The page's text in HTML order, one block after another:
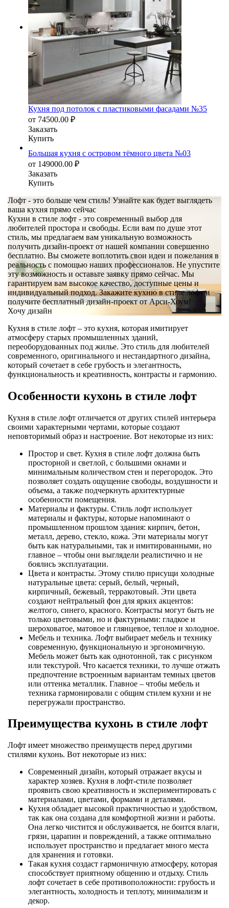
Кухня под потолок с пластиковыми фасадами №35
от 74500.00 ₽
Заказать
Купить
Большая кухня с островом тёмного цвета №03
от 149000.00 ₽
Заказать
Купить
Лофт - это больше чем стиль! Узнайте как будет выглядеть
ваша кухня прямо сейчас
Кухни в стиле лофт - это современный выбор для
любителей простора и свободы. Если вам по душе этот
стиль, мы предлагаем вам уникальную возможность
получить дизайн-проект от нашей компании совершенно
бесплатно. Вы сможете воплотить свои идеи и пожелания в
реальность с помощью наших профессионалов. Не упустите
эту возможность и оставьте заявку прямо сейчас. Мы
гарантируем вам высокое качество, доступные цены и
индивидуальный подход. Закажите кухню в стиле лофт и
получите бесплатный дизайн-проект от Арси-Хоум!
Хочу дизайн
Кухня в стиле лофт – это кухня, которая имитирует
атмосферу старых промышленных зданий,
переоборудованных под жилье. Это стиль для любителей
современного, оригинального и нестандартного дизайна,
который сочетает в себе грубость и элегантность,
функциональность и креативность, контрасты и гармонию.
Особенности кухонь в стиле лофт
Кухня в стиле лофт отличается от других стилей интерьера
своими характерными чертами, которые создают
неповторимый образ и настроение. Вот некоторые из них:
Простор и свет. Кухня в стиле лофт должна быть
просторной и светлой, с большими окнами и
минимальным количеством стен и перегородок. Это
позволяет создать ощущение свободы, воздушности и
объема, а также подчеркнуть архитектурные
особенности помещения.
Материалы и фактуры. Стиль лофт использует
материалы и фактуры, которые напоминают о
промышленном прошлом здания: кирпич, бетон,
металл, дерево, стекло, кожа. Эти материалы могут
быть как натуральными, так и имитированными, но
главное – чтобы они выглядели реалистично и не
боялись эксплуатации.
Цвета и контрасты. Этому стилю присущи холодные
натуральные цвета: серый, белый, черный,
кирпичный, бежевый, терракотовый. Эти цвета
создают нейтральный фон для ярких акцентов:
желтого, синего, красного. Контрасты могут быть не
только цветовыми, но и фактурными: гладкое и
шероховатое, матовое и глянцевое, теплое и холодное.
Мебель и техника. Лофт выбирает мебель и технику
современную, функциональную и эргономичную.
Мебель может быть как однотонной, так с рисунком
или текстурой. Что касается техники, то лучше отжать
предпочтение встроенным вариантам темных цветов
или оттенка металлик. Главное – чтобы мебель и
техника гармонировали с общим стилем кухни и не
перегружали пространство.
Преимущества кухонь в стиле лофт
Лофт имеет множество преимуществ перед другими
стилями кухонь. Вот некоторые из них:
Современный дизайн, который отражает вкусы и
характер хозяев. Кухня в лофт-стиле позволяет
проявить свою креативность и экспериментировать с
материалами, цветами, формами и деталями.
Кухня обладает высокой практичностью и удобством,
так как она создана для комфортной жизни и работы.
Она легко чистится и обслуживается, не боится влаги,
грязи, царапин и повреждений, а также оптимально
использует пространство и предлагает много места
для хранения и готовки.
Такая кухня создаст гармоничную атмосферу, которая
способствует приятному общению и отдыху. Стиль
лофт сочетает в себе противоположности: грубость и
элегантность, холодность и теплоту, минимализм и
декор.